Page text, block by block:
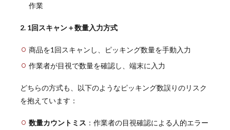
作業
2. 1回スキャン＋数量入力方式
商品を1回スキャンし、ピッキング数量を手動入力
作業者が目視で数量を確認し、端末に入力
どちらの方式も、以下のようなピッキング数誤りのリスク
を抱えています：
数量カウントミス ：作業者の目視確認による人的エラー